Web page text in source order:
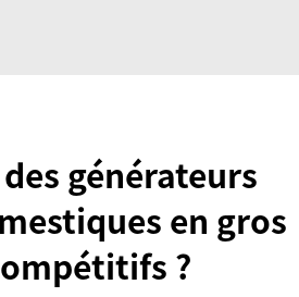
générateurs
en gros
?